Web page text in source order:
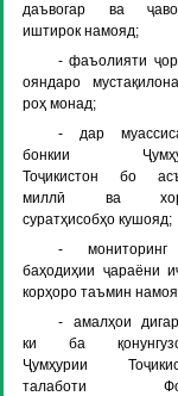
даъвогар ва
иштирок намояд;
- фаъолияти
ояндаро
роҳ монад;
- дар
бонкии
Тоҷикистон бо
миллӣ ва
суратҳисобҳо кушояд;
-
баҳодиҳии ҷараёни
корҳоро таъмин
- амалҳои
ки ба
Ҷумҳурии
талаботи